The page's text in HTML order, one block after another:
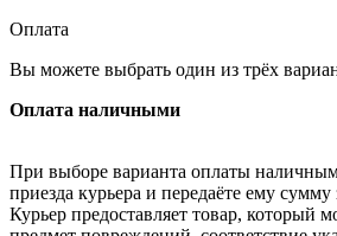
Оплата
Вы можете выбрать один из трёх
Оплата наличными
При выборе варианта оплаты
приезда курьера и передаёте ему сумму
Курьер предоставляет товар, который